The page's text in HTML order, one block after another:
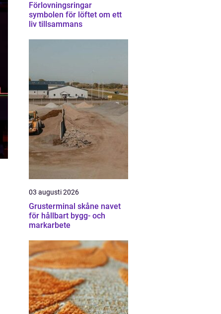
Förlovningsringar
symbolen för löftet om ett
liv tillsammans
03 augusti 2026
Grusterminal skåne navet
för hållbart bygg- och
markarbete